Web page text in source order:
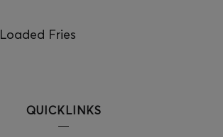
Loaded Fries
QUICKLINKS